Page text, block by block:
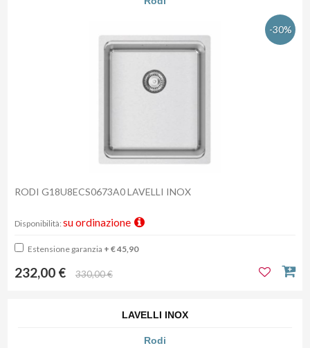
-30%
RODI G18U8ECS0673A0 LAVELLI INOX
Disponibilità: su ordinazione
Estensione garanzia + € 45,90
232,00 € 330,00 €
LAVELLI INOX
Rodi